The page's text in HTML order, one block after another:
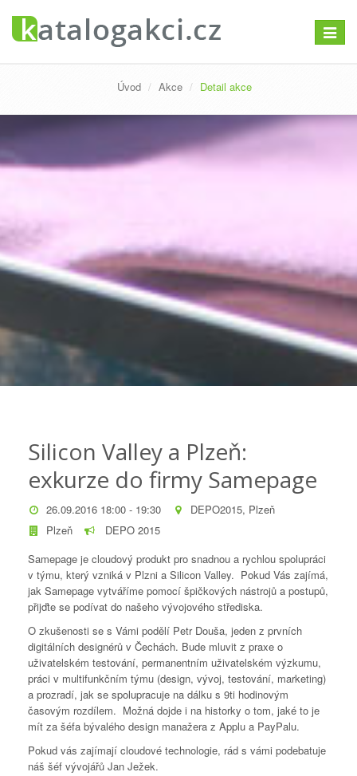
Úvod Akce Detail akce
Silicon Valley a Plzeň:
exkurze do firmy Samepage
26.09.2016 18:00 - 19:30
DEPO2015, Plzeň
Plzeň
DEPO 2015
Samepage je cloudový produkt pro snadnou a rychlou spolupráci
v týmu, který vzniká v Plzni a Silicon Valley. Pokud Vás zajímá,
jak Samepage vytváříme pomocí špičkových nástrojů a postupů,
přijďte se podívat do našeho vývojového střediska.
O zkušenosti se s Vámi podělí Petr Douša, jeden z prvních
digitálních designérů v Čechách. Bude mluvit z praxe o
uživatelském testování, permanentním uživatelském výzkumu,
práci v multifunkčním týmu (design, vývoj, testování, marketing)
a prozradí, jak se spolupracuje na dálku s 9ti hodinovým
časovým rozdílem. Možná dojde i na historky o tom, jaké to je
mít za šéfa bývalého design manažera z Applu a PayPalu.
Pokud vás zajímají cloudové technologie, rád s vámi podebatuje
náš šéf vývojářů Jan Ježek.